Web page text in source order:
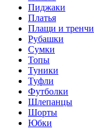
Пиджаки
Платья
Плащи и тренчи
Рубашки
Сумки
Топы
Туники
Туфли
Футболки
Шлепанцы
Шорты
Юбки